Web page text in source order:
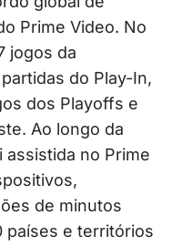
Prime Video. No
jogos da
do Play-In,
dos Playoffs e
Ao longo da
assistida no Prime
de minutos
países e territórios